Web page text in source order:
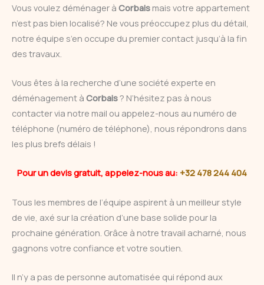
Vous voulez déménager à Corbais mais votre appartement
n’est pas bien localisé? Ne vous préoccupez plus du détail,
notre équipe s’en occupe du premier contact jusqu’à la fin
des travaux.
Vous êtes à la recherche d’une société experte en
déménagement à Corbais? N’hésitez pas à nous
contacter via notre mail ou appelez-nous au numéro de
téléphone (numéro de téléphone), nous répondrons dans
les plus brefs délais !
Pour un devis gratuit, appelez-nous au: +32 478 244 404
Tous les membres de l’équipe aspirent à un meilleur style
de vie, axé sur la création d’une base solide pour la
prochaine génération. Grâce à notre travail acharné, nous
gagnons votre confiance et votre soutien.
Il n’y a pas de personne automatisée qui répond aux